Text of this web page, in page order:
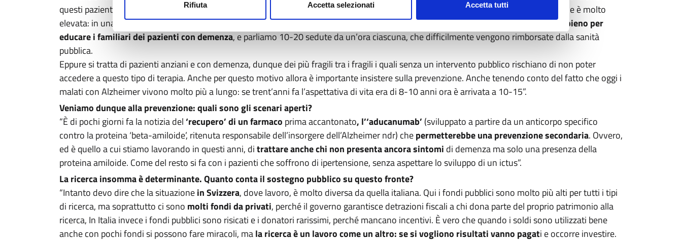
Rifiuta Accetta selezionati Accetta tutti
questi pazienti. Il problema vero è legato piuttosto ai costi. Mentre quella per i farmaci è sostenibile, la spesa per l’approccio psicosociale è molto
elevata: in una clinica della memoria di taglia medio-grande, servirebbero infattialmeno due persone formate e impiegate a tempo pieno per
educare i familiari dei pazienti con demenza, e parliamo 10-20 sedute da un’ora ciascuna, che difficilmente vengono rimborsate dalla sanità
pubblica.
Eppure si tratta di pazienti anziani e con demenza, dunque dei più fragili tra i fragili i quali senza un intervento pubblico rischiano di non poter
accedere a questo tipo di terapia. Anche per questo motivo allora è importante insistere sulla prevenzione. Anche tenendo conto del fatto che oggi i
malati con Alzheimer vivono molto più a lungo: se trent’anni fa l’aspettativa di vita era di 8-10 anni ora è arrivata a 10-15”.
Veniamo dunque alla prevenzione: quali sono gli scenari aperti?
“È di pochi giorni fa la notizia del‘recupero’ di un farmaco prima accantonato, l’‘aducanumab’ (sviluppato a partire da un anticorpo specifico
contro la proteina ‘beta-amiloide’, ritenuta responsabile dell’insorgere dell’Alzheimer ndr) chepermetterebbe una prevenzione secondaria. Ovvero,
ed è quello a cui stiamo lavorando in questi anni, ditrattare anche chi non presenta ancora sintomi di demenza ma solo una presenza della
proteina amiloide. Come del resto si fa con i pazienti che soffrono di ipertensione, senza aspettare lo sviluppo di un ictus”.
La ricerca insomma è determinante. Quanto conta il sostegno pubblico su questo fronte?
“Intanto devo dire che la situazionein Svizzera, dove lavoro, è molto diversa da quella italiana. Qui i fondi pubblici sono molto più alti per tutti i tipi
di ricerca, ma soprattutto ci sono molti fondi da privati, perché il governo garantisce detrazioni fiscali a chi dona parte del proprio patrimonio alla
ricerca, In Italia invece i fondi pubblici sono risicati e i donatori rarissimi, perché mancano incentivi. È vero che quando i soldi sono utilizzati bene
anche con pochi fondi si possono fare miracoli, mala ricerca è un lavoro come un altro: se si vogliono risultati vanno pagati e occorre investire.